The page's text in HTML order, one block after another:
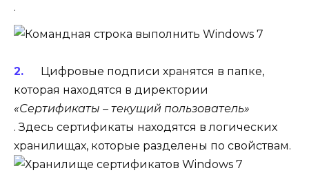
.
Цифровые подписи хранятся в папке,
которая находятся в директории
«Сертификаты – текущий пользователь»
. Здесь сертификаты находятся в логических
хранилищах, которые разделены по свойствам.